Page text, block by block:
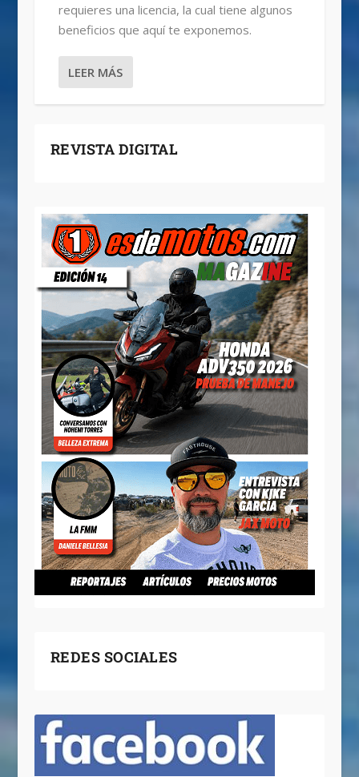
requieres una licencia, la cual tiene algunos
beneficios que aquí te exponemos.
LEER MÁS
REVISTA DIGITAL
REDES SOCIALES